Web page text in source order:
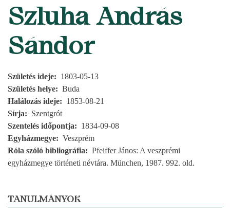
Szluha András
Sándor
Születés ideje
1803-05-13
Születés helye
Buda
Halálozás ideje
1853-08-21
Sírja
Szentgrót
Szentelés időpontja
1834-09-08
Egyházmegye
Veszprém
Róla szóló bibliográfia
Pfeiffer János: A veszprémi
egyházmegye történeti névtára. München, 1987. 992. old.
TANULMÁNYOK